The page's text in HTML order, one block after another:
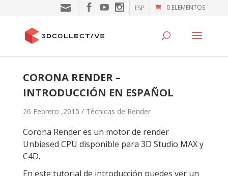
0 ELEMENTOS
ESP
CORONA RENDER –
INTRODUCCIÓN EN ESPAÑOL
26 Febrero ,2015 / Técnicas de Render
Corona Render es un motor de render
Unbiased CPU disponible para 3D Studio MAX y
C4D.
En este tutorial de introducción puedes ver un